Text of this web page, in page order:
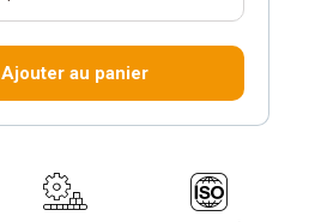
Ajouter au panier